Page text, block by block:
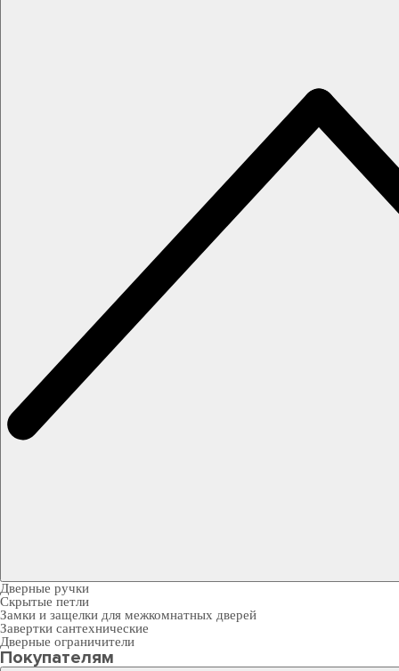
Дверные ручки
Скрытые петли
Замки и защелки для межкомнатных дверей
Завертки сантехнические
Дверные ограничители
Покупателям